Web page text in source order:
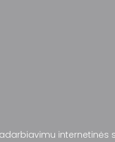
internetinės